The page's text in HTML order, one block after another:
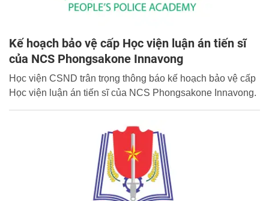
Kế hoạch bảo vệ cấp Học viện luận án tiến sĩ
của NCS Phongsakone Innavong
Học viện CSND trân trọng thông báo kế hoạch bảo vệ cấp
Học viện luận án tiến sĩ của NCS Phongsakone Innavong.